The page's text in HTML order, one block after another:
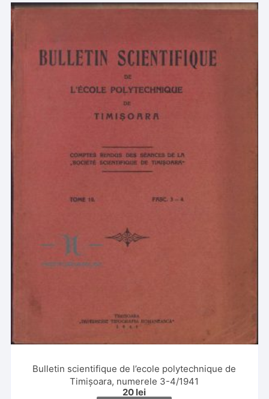
Bulletin scientifique de l’ecole polytechnique de
Timișoara, numerele 3-4/1941
20 lei